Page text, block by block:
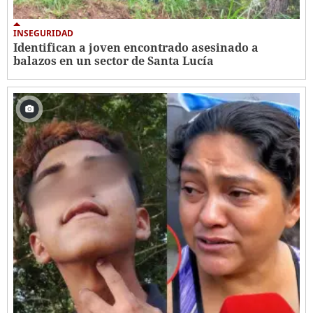
INSEGURIDAD
Identifican a joven encontrado asesinado a
balazos en un sector de Santa Lucía